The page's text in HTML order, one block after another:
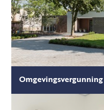
Omgevingsvergunning
Heeft u plannen